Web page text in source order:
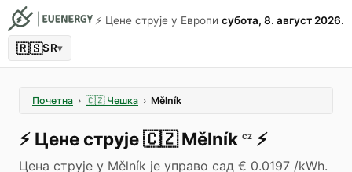
⚡️ Цене струје у Европи субота, 8. август 2026.
🇷🇸SR▾
Почетна › 🇨🇿 Чешка › Mělník
⚡️ Цене струје🇨🇿 Mělník CZ ⚡️
Цена струје у Mělník је управо сад € 0.0197 /kWh.